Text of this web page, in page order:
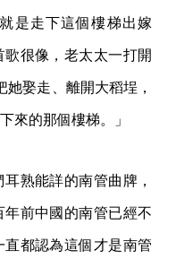
是走下這個樓梯出嫁
很像，老太太一打開
她娶走、離開大稻埕，
來的那個樓梯。」
熟能詳的南管曲牌，
年前中國的南管已經不
都認為這個才是南管